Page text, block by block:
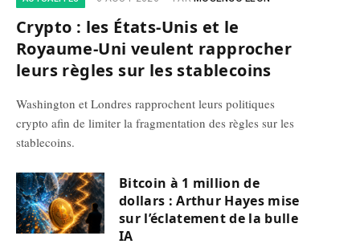
Crypto : les États-Unis et le
Royaume-Uni veulent rapprocher
leurs règles sur les stablecoins
Washington et Londres rapprochent leurs politiques
crypto afin de limiter la fragmentation des règles sur les
stablecoins.
Bitcoin à 1 million de
dollars : Arthur Hayes mise
sur l’éclatement de la bulle
IA